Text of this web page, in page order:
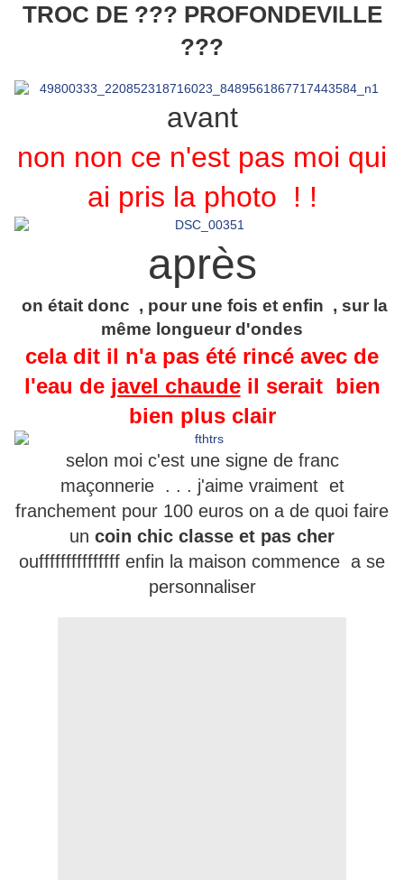
TROC DE ??? PROFONDEVILLE
???
avant
non non ce n'est pas moi qui
ai pris la photo ! !
après
on était donc , pour une fois et enfin , sur la
même longueur d'ondes
cela dit il n'a pas été rincé avec de
l'eau de javel chaudeil serait bien
bien plus clair
selon moi c'est une signe de franc
maçonnerie . . . j'aime vraiment et
franchement pour 100 euros on a de quoi faire
un coin chic classe et pas cher
oufffffffffffffff enfin la maison commence a se
personnaliser